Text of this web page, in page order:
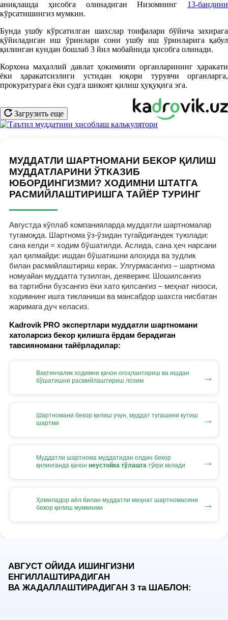
аниқлашда ҳисобга олинадиган Низомнинг 13-бандини
кўрсатишингиз мумкин.
Бунда ушбу кўрсатилган шахслар тоифалари бўйича захирага
қўйиладиган иш ўринлари сони ушбу иш ўринларига қабул
қилинган кундан бошлаб 3 йил мобайнида ҳисобга олинади.
Корхона маҳаллий давлат ҳокимияти органларининг ҳаракати
ёки ҳаракатсизлиги устидан юқори турувчи органларга,
прокуратурага ёки судга шикоят қилиш ҳуқуқига эга.
Загрузить еще
МУДДАТЛИ ШАРТНОМАНИ БЕКОР ҚИЛИШ
МУДДАТЛАРИНИ ЎТКАЗИБ
ЮБОРДИНГИЗМИ? ХОДИМНИ ШТАТГА
РАСМИЙЛАШТИРИШГА ТАЙЁР ТУРИНГ
Августда кўплаб компанияларда муддатли шартномалар
тугамоқда. Шартнома ўз-ўзидан тугайдигандек туюлади:
сана келди = ходим бўшатилди. Аслида, сана ҳеч нарсани
ҳал қилмайди: ишдан бўшатишни алоҳида ва зудлик
билан расмийлаштириш керак. Улгурмасангиз – шартнома
номуайан муддатга тузилган, деяверинг. Шошилсангиз
ва тартибни бузсангиз ёки хато қилсангиз – меҳнат низоси,
ходимнинг ишга тикланиши ва мансабдор шахсга нисбатан
жаримага дуч келасиз.
Kadrovik PRO экспертлари муддатли шартномани
хатоларсиз бекор қилишга ёрдам берадиган
тавсияномани тайёрладилар:
Вақтинчалик ходимни қачон огоҳлантириш ва ишдан
бўшатишни расмийлаштириш лозим
→
Шартномани бекор қилиш учун, муддат тугашини кутиш
шартми
→
Муддатли шартнома муддатидан олдин бекор
қилинганда қачон неустойка тўлашга тўғри келади →
Ҳомиладор аёл билан муддатли меҳнат шартномасини
бекор қилиш мумкинми
→
АВГУСТ ОЙИДА ИШИНГИЗНИ
ЕНГИЛЛАШТИРАДИГАН
ВА ЖАДАЛЛАШТИРАДИГАН 3 таШАБЛОН: